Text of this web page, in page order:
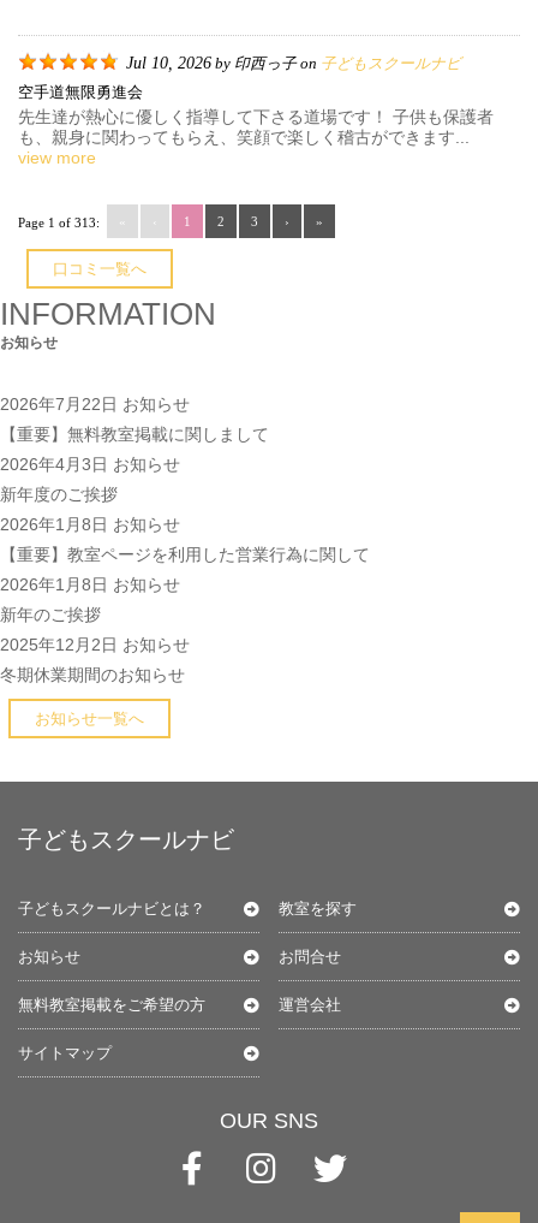
Jul 10, 2026 by 印西っ子on 子どもスクールナビ
空手道無限勇進会
先生達が熱心に優しく指導して下さる道場です！ 子供も保護者
も、親身に関わってもらえ、笑顔で楽しく稽古ができます...
view more
Page 1 of 313: « ‹ 1 2 3 › »
口コミ一覧へ
INFORMATION
お知らせ
2026年7月22日 お知らせ
【重要】無料教室掲載に関しまして
2026年4月3日 お知らせ
新年度のご挨拶
2026年1月8日 お知らせ
【重要】教室ページを利用した営業行為に関して
2026年1月8日 お知らせ
新年のご挨拶
2025年12月2日 お知らせ
冬期休業期間のお知らせ
お知らせ一覧へ
子どもスクールナビ
子どもスクールナビとは？ 教室を探す
お知らせ お問合せ
無料教室掲載をご希望の方 運営会社
サイトマップ
OUR SNS